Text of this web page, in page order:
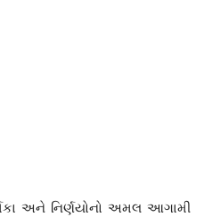
અને નિર્ણયોનો અમલ આગામી